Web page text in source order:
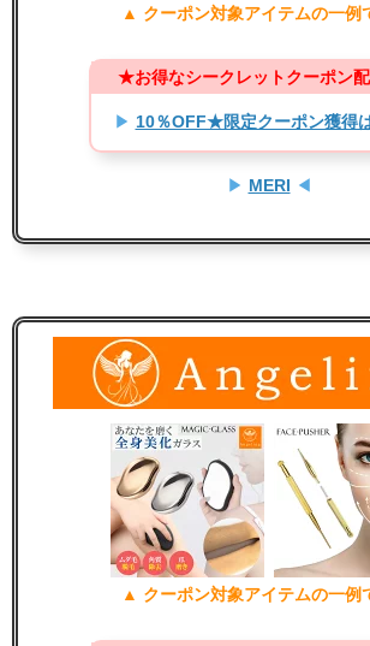
▲ クーポン対象アイテムの一例
★お得なシークレットクーポン
▶ 10％OFF★限定クーポン獲得
▶ MERI ◀
▲ クーポン対象アイテムの一例